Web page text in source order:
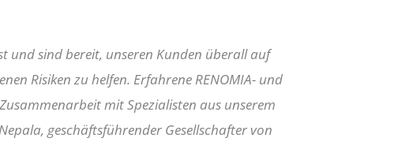
und sind bereit, unseren Kunden überall auf
Risiken zu helfen. Erfahrene RENOMIA- und
mit Spezialisten aus unserem
geschäftsführender Gesellschafter von